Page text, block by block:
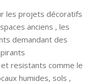
les projets décoratifs
anciens , les
demandant des
resistants comme le
humides, sols ,